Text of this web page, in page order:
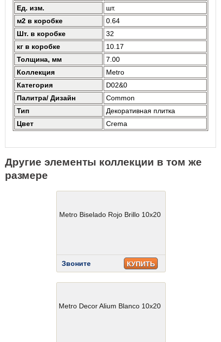
Ед. изм.
шт.
м2 в коробке
0.64
Шт. в коробке
32
кг в коробке
10.17
Толщина, мм
7.00
Коллекция
Metro
Категория
D02&0
Палитра/ Дизайн
Common
Тип
Декоративная плитка
Цвет
Crema
Другие элементы коллекции в том же
размере
Metro Biselado Rojo Brillo 10x20
Звоните КУПИТЬ
Metro Decor Alium Blanco 10x20